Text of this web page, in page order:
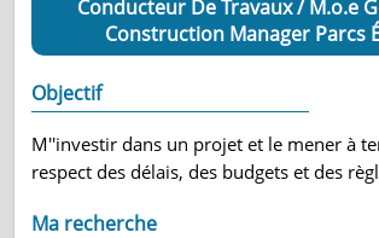
Conducteur De Travaux / M.o.e
Construction Manager Parcs
Objectif
M''investir dans un projet et le mener à
respect des délais, des budgets et des
Ma recherche